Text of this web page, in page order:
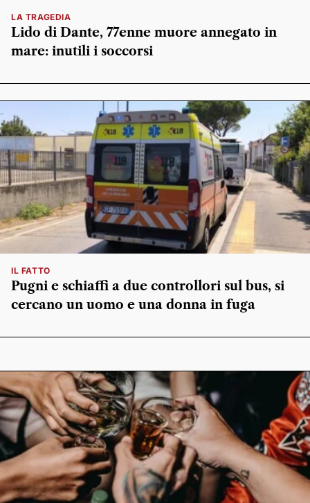
LA TRAGEDIA
Lido di Dante, 77enne muore annegato in
mare: inutili i soccorsi
IL FATTO
Pugni e schiaffi a due controllori sul bus, si
cercano un uomo e una donna in fuga